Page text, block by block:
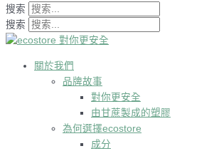
搜索
搜索
關於我們
品牌故事
對你更安全
由甘蔗製成的塑膠
為何選擇ecostore
成分